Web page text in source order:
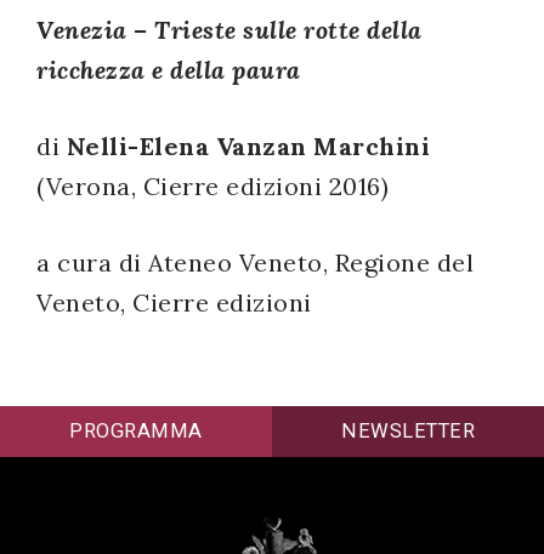
Venezia – Trieste sulle rotte della
ricchezza e della paura
di Nelli-Elena Vanzan Marchini
(Verona, Cierre edizioni 2016)
a cura di Ateneo Veneto, Regione del
Veneto, Cierre edizioni
Registrazione
successo!
PROGRAMMA NEWSLETTER